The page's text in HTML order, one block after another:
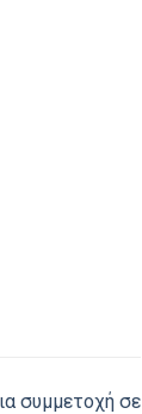
συμμετοχή σε